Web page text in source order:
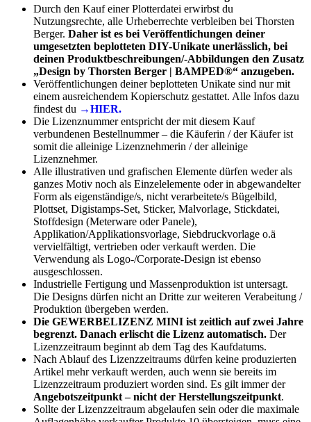
Durch den Kauf einer Plotterdatei erwirbst du
Nutzungsrechte, alle Urheberrechte verbleiben bei Thorsten
Berger. Daher ist es bei Veröffentlichungen deiner
umgesetzten beplotteten DIY-Unikate unerlässlich, bei
deinen Produktbeschreibungen/-Abbildungen den Zusatz
„Design by Thorsten Berger | BAMPED®“ anzugeben.
Veröffentlichungen deiner beplotteten Unikate sind nur mit
einem ausreichendem Kopierschutz gestattet. Alle Infos dazu
findest du →HIER.
Die Lizenznummer entspricht der mit diesem Kauf
verbundenen Bestellnummer – die Käuferin / der Käufer ist
somit die alleinige Lizenznehmerin / der alleinige
Lizenznehmer.
Alle illustrativen und grafischen Elemente dürfen weder als
ganzes Motiv noch als Einzelelemente oder in abgewandelter
Form als eigenständige/s, nicht verarbeitete/s Bügelbild,
Plottset, Digistamps-Set, Sticker, Malvorlage, Stickdatei,
Stoffdesign (Meterware oder Panele),
Applikation/Applikationsvorlage, Siebdruckvorlage o.ä
vervielfältigt, vertrieben oder verkauft werden. Die
Verwendung als Logo-/Corporate-Design ist ebenso
ausgeschlossen.
Industrielle Fertigung und Massenproduktion ist untersagt.
Die Designs dürfen nicht an Dritte zur weiteren Verabeitung /
Produktion übergeben werden.
Die GEWERBELIZENZ MINI ist zeitlich auf zwei Jahre
begrenzt. Danach erlischt die Lizenz automatisch. Der
Lizenzzeitraum beginnt ab dem Tag des Kaufdatums.
Nach Ablauf des Lizenzzeitraums dürfen keine produzierten
Artikel mehr verkauft werden, auch wenn sie bereits im
Lizenzzeitraum produziert worden sind. Es gilt immer der
Angebotszeitpunkt – nicht der Herstellungszeitpunkt.
Sollte der Lizenzzeitraum abgelaufen sein oder die maximale